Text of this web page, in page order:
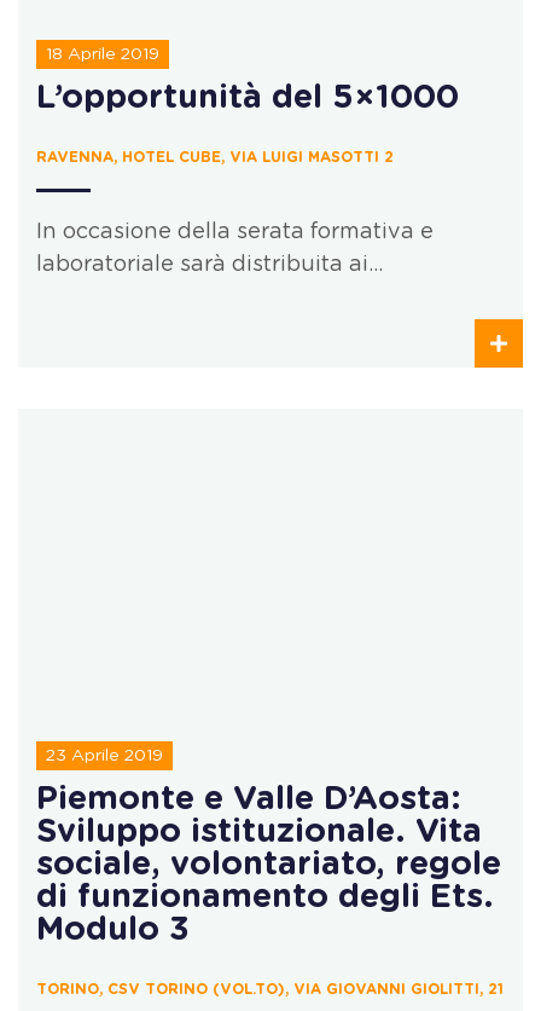
18 Aprile 2019
L’opportunità del 5×1000
RAVENNA, HOTEL CUBE, VIA LUIGI MASOTTI 2
In occasione della serata formativa e
laboratoriale sarà distribuita ai…
23 Aprile 2019
Piemonte e Valle D’Aosta:
Sviluppo istituzionale. Vita
sociale, volontariato, regole
di funzionamento degli Ets.
Modulo 3
TORINO, CSV TORINO (VOL.TO), VIA GIOVANNI GIOLITTI, 21